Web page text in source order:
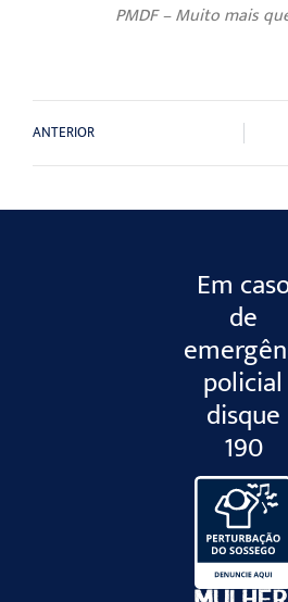
PMDF – Muito mais
ANTERIOR
Em
de
policial
disque
190